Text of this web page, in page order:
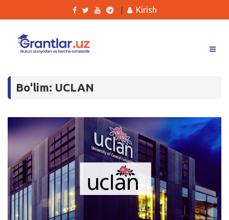
Tanlovlar
Kurslar
Blog
Yana
Kirish
Bo'lim: UCLAN